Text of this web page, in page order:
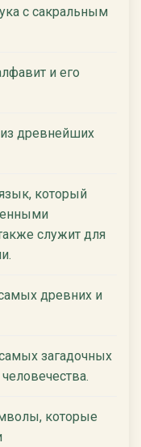
с сакральным
и его
древнейших
который
служит для
древних и
загадочных
которые